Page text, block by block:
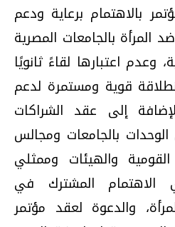
بالاهتمام برعاية ودعم
بالجامعات المصرية
وعدم اعتبارها لقاءً ثانويًا
قوية ومستمرة لدعم
إلى عقد الشراكات
الوحدات بالجامعات ومجالس
والهيئات وممثلي
الاهتمام المشترك في
والدعوة لعقد مؤتمر